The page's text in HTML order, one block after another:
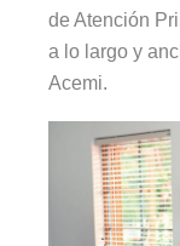
de Atención
a lo largo y
Acemi.